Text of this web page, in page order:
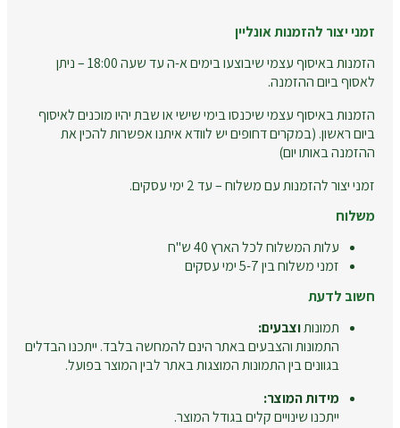
זמני יצור להזמנות אונליין
הזמנות באיסוף עצמי שיבוצעו בימים א-ה עד שעה 18:00 – ניתן
לאסוף ביום ההזמנה.
הזמנות באיסוף עצמי שיכנסו בימי שישי או שבת יהיו מוכנים לאיסוף
ביום ראשון. (במקרים דחופים יש לוודא איתנו אפשרות להכין את
ההזמנה באותו יום)
זמני יצור להזמנות עם משלוח – עד 2 ימי עסקים.
משלוח
עלות המשלוח לכל הארץ 40 ש"ח
זמני משלוח בין 5-7 ימי עסקים
חשוב לדעת
תמונותוצבעים:
התמונות והצבעים באתר הינם להמחשה בלבד. ייתכנו הבדלים
בגוונים בין התמונות המוצגות באתר לבין המוצר בפועל.
מידות המוצר:
ייתכנו שינויים קלים בגודל המוצר.